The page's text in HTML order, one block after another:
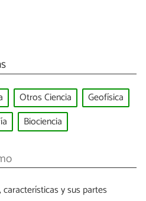
Otros Ciencia
Geofísica
Biociencia
y sus partes